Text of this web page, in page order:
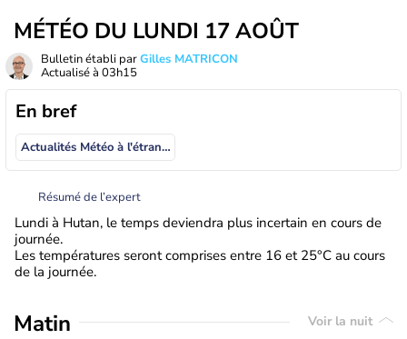
MÉTÉO DU LUNDI 17 AOÛT
Bulletin établi parGilles MATRICON
Actualisé à 03h15
En bref
Actualités Météo à l'étranger
Résumé de l’expert
Lundi à Hutan, le temps deviendra plus incertain en cours de
journée.
Les températures seront comprises entre 16 et 25°C au cours
de la journée.
Matin Voir la nuit